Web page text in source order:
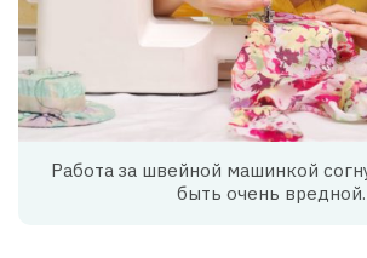
Работа за швейной машинкой
быть очень вредной.